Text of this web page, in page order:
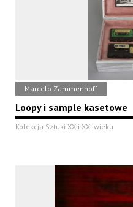
Marcelo Zammenhoff
Loopy i sample kasetowe
Kolekcja Sztuki XX i XXI wieku